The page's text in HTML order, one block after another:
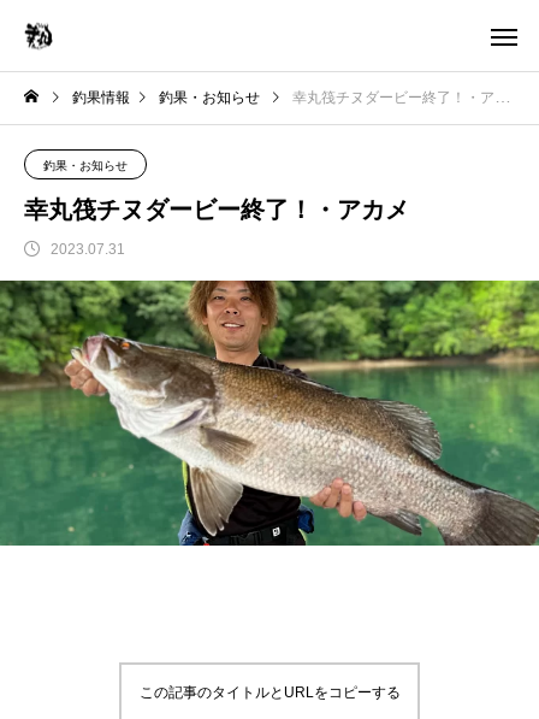
釣果情報 釣果・お知らせ 幸丸筏チヌダービー終了！・アカメ
釣果・お知らせ
幸丸筏チヌダービー終了！・アカメ
2023.07.31
この記事のタイトルとURLをコピーする